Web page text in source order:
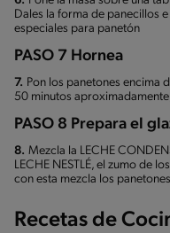
Dales la forma de panecillos
especiales para panetón
PASO 7 Hornea
7. Pon los panetones encima
50 minutos
PASO 8 Prepara el
8. Mezcla la LECHE
LECHE NESTLÉ, el zumo de
con esta mezcla los
Recetas de